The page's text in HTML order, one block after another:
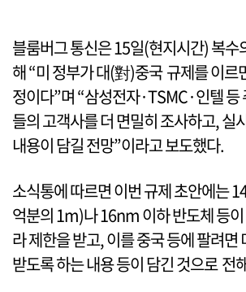
블룸버그 통신은 15일(현지시간) 복수
해 “미 정부가 대(對)중국 규제를 이르
정이다”며 “삼성전자·TSMC·인텔 등
들의 고객사를 더 면밀히 조사하고, 실
내용이 담길 전망”이라고 보도했다.
소식통에 따르면 이번 규제 초안에는
억분의 1m)나 16nm 이하 반도체 등
라 제한을 받고, 이를 중국 등에 팔려면
받도록 하는 내용 등이 담긴 것으로 전